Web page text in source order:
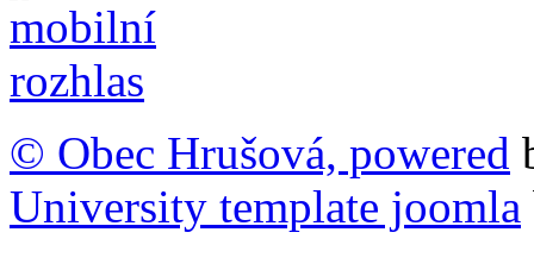
© Obec Hrušová, powered
University template joomla